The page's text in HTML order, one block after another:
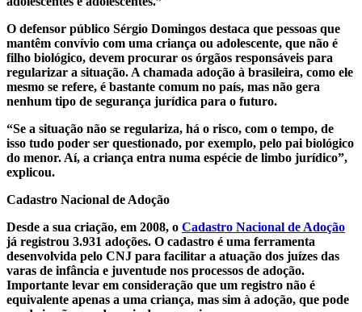
O defensor público Sérgio Domingos destaca que pessoas que
mantêm convívio com uma criança ou adolescente, que não é
filho biológico, devem procurar os órgãos responsáveis para
regularizar a situação. A chamada adoção à brasileira, como ele
mesmo se refere, é bastante comum no país, mas não gera
nenhum tipo de segurança jurídica para o futuro.
“Se a situação não se regulariza, há o risco, com o tempo, de
isso tudo poder ser questionado, por exemplo, pelo pai biológico
do menor. Aí, a criança entra numa espécie de limbo jurídico”,
explicou.
Cadastro Nacional de Adoção
Desde a sua criação, em 2008, o Cadastro Nacional de Adoção
já registrou 3.931 adoções. O cadastro é uma ferramenta
desenvolvida pelo CNJ para facilitar a atuação dos juízes das
varas de infância e juventude nos processos de adoção.
Importante levar em consideração que um registro não é
equivalente apenas a uma criança, mas sim à adoção, que pode